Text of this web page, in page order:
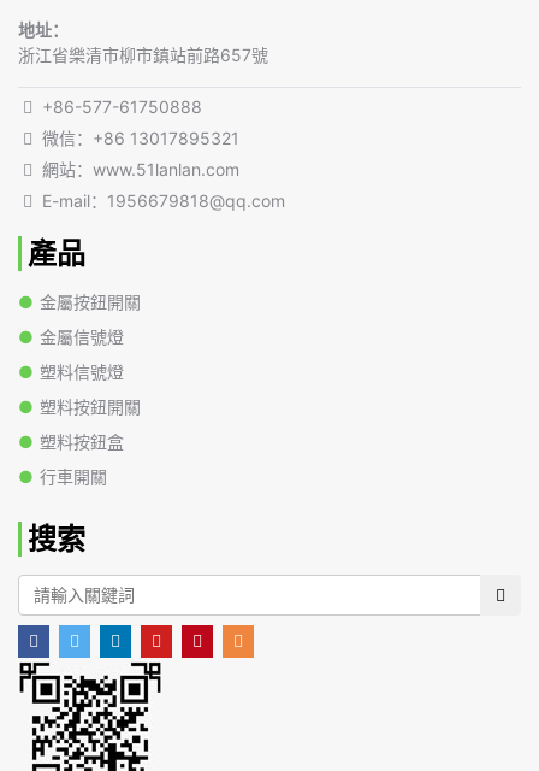
地址：
浙江省樂清市柳市鎮站前路657號
+86-577-61750888
微信：+86 13017895321
網站：www.51lanlan.com
E-mail：1956679818@qq.com
產品
金屬按鈕開關
金屬信號燈
塑料信號燈
塑料按鈕開關
塑料按鈕盒
行車開關
搜索